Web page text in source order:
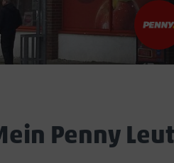
Penny